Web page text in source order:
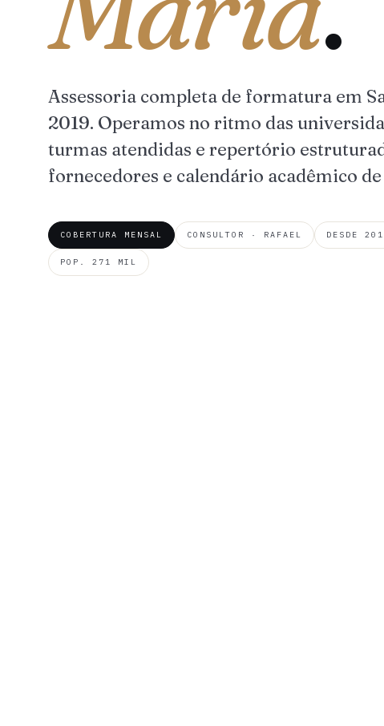
Assessoria completa de formatura em
2019. Operamos no ritmo das
turmas atendidas e repertório
fornecedores e calendário acadêmico
COBERTURA MENSAL CONSULTOR · RAFAEL DESDE
POP. 271 MIL